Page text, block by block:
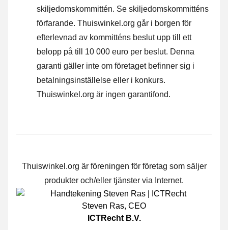
skiljedomskommittén. Se skiljedomskommitténs
förfarande. Thuiswinkel.org går i borgen för
efterlevnad av kommitténs beslut upp till ett
belopp på till 10 000 euro per beslut. Denna
garanti gäller inte om företaget befinner sig i
betalningsinställelse eller i konkurs.
Thuiswinkel.org är ingen garantifond.
Thuiswinkel.org är föreningen för företag som säljer
produkter och/eller tjänster via Internet.
Steven Ras, CEO
ICTRecht B.V.